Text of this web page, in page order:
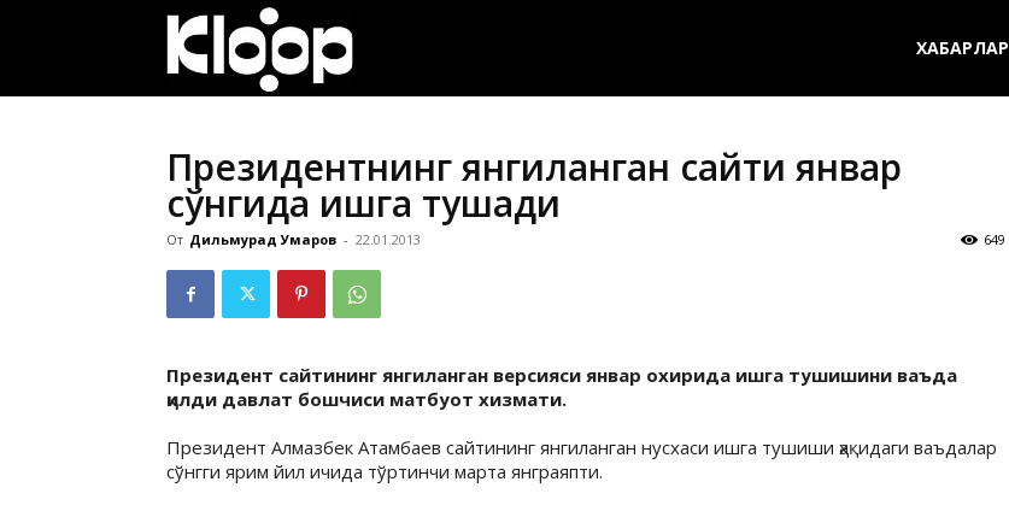
ХАБАРЛАР
Президентнинг янгиланган сайти январ
сўнгида ишга тушади
От Дильмурад Умаров - 22.01.2013 649
Президент сайтининг янгиланган версияси январ охирида ишга тушишини ваъда
қилди давлат бошчиси матбуот хизмати.
Президент Алмазбек Атамбаев сайтининг янгиланган нусхаси ишга тушиши ҳақидаги ваъдалар
сўнгги ярим йил ичида тўртинчи марта янграяпти.